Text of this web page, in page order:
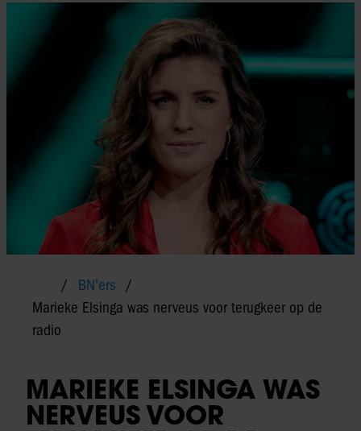
BN'ers
Marieke Elsinga was nerveus voor terugkeer op de
radio
MARIEKE ELSINGA WAS
NERVEUS VOOR